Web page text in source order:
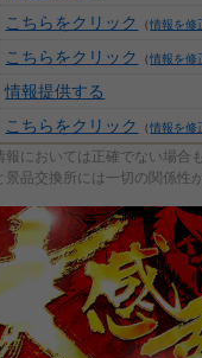
こちらをクリック （情報を修
こちらをクリック （情報を修
情報提供する
こちらをクリック （情報を修
においては正確でない場合
品交換所には一切の関係性